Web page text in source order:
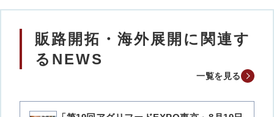
販路開拓・海外展開に関連す
るNEWS
一覧を見る